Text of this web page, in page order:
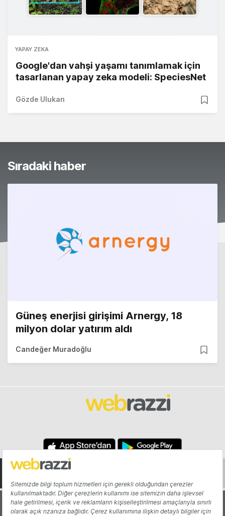
YAPAY ZEKA
Google'dan vahşi yaşamı tanımlamak için
tasarlanan yapay zeka modeli: SpeciesNet
Gözde Ulukan
Sıradaki haber
Güneş enerjisi girişimi Arnergy, 18
milyon dolar yatırım aldı
Candeğer Muradoğlu
Hakkında Yazarlar